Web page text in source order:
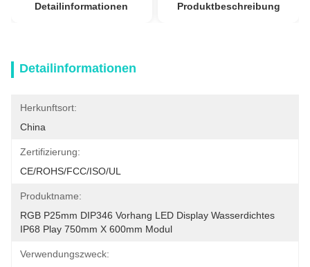
Detailinformationen Produktbeschreibung
Detailinformationen
Herkunftsort:
China
Zertifizierung:
CE/ROHS/FCC/ISO/UL
Produktname:
RGB P25mm DIP346 Vorhang LED Display Wasserdichtes
IP68 Play 750mm X 600mm Modul
Verwendungszweck: